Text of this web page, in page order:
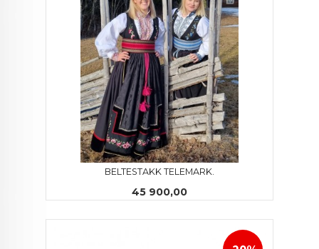
BELTESTAKK TELEMARK.
Pris
45 900,00